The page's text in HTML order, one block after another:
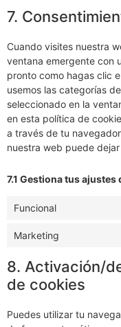
7.
Cuando visites nuestra
ventana emergente con
pronto como hagas clic
usemos las categorías
seleccionado en la
en esta política de
a través de tu
nuestra web puede
7.1 Gestiona tus
Funcional
Marketing
8. Activación/
de cookies
Puedes utilizar tu